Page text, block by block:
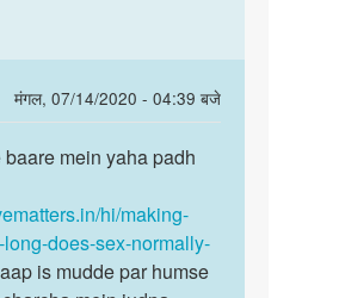
by
janvi
chodry
मंगल, 07/14/2020 - 04:39 बजे
baare mein yaha padh
hi/making-
does-sex-normally-
is mudde par humse